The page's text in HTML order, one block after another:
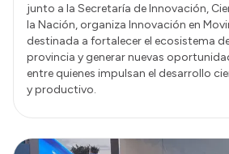
junto a la Secretaría de Innovación,
la Nación, organiza Innovación en
destinada a fortalecer el ecosistema
provincia y generar nuevas
entre quienes impulsan el desarrollo
y productivo.